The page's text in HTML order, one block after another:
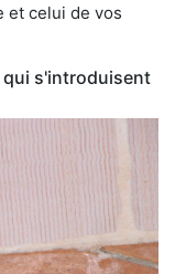
et celui de vos
qui s'introduisent